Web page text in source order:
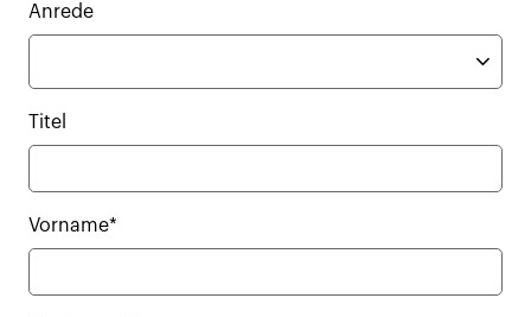
Anrede
Titel
Vorname*